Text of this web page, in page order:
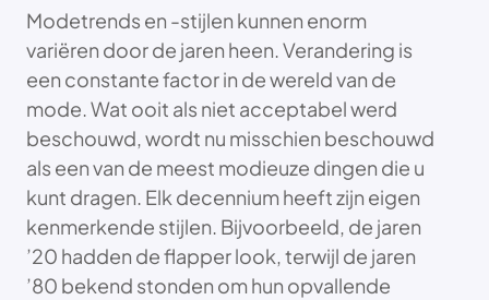
Modetrends en -stijlen kunnen enorm
variëren door de jaren heen. Verandering is
een constante factor in de wereld van de
mode. Wat ooit als niet acceptabel werd
beschouwd, wordt nu misschien beschouwd
als een van de meest modieuze dingen die u
kunt dragen. Elk decennium heeft zijn eigen
kenmerkende stijlen. Bijvoorbeeld, de jaren
’20 hadden de flapper look, terwijl de jaren
’80 bekend stonden om hun opvallende